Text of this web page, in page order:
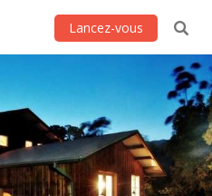
Lancez-vous